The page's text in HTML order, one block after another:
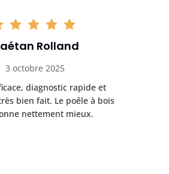
Rolland
3 octobre 2025
diagnostic rapide et
bien fait. Le poêle à bois
nettement mieux.